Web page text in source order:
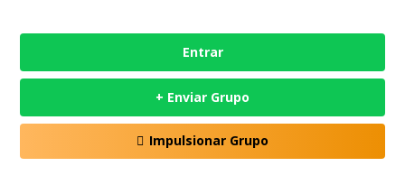
Entrar
+ Enviar Grupo
Impulsionar Grupo